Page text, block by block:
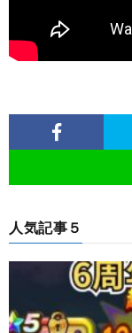
人気記事５